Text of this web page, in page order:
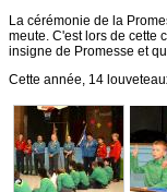
La cérémonie de la
meute. C'est lors de cette
insigne de Promesse et
Cette année, 14